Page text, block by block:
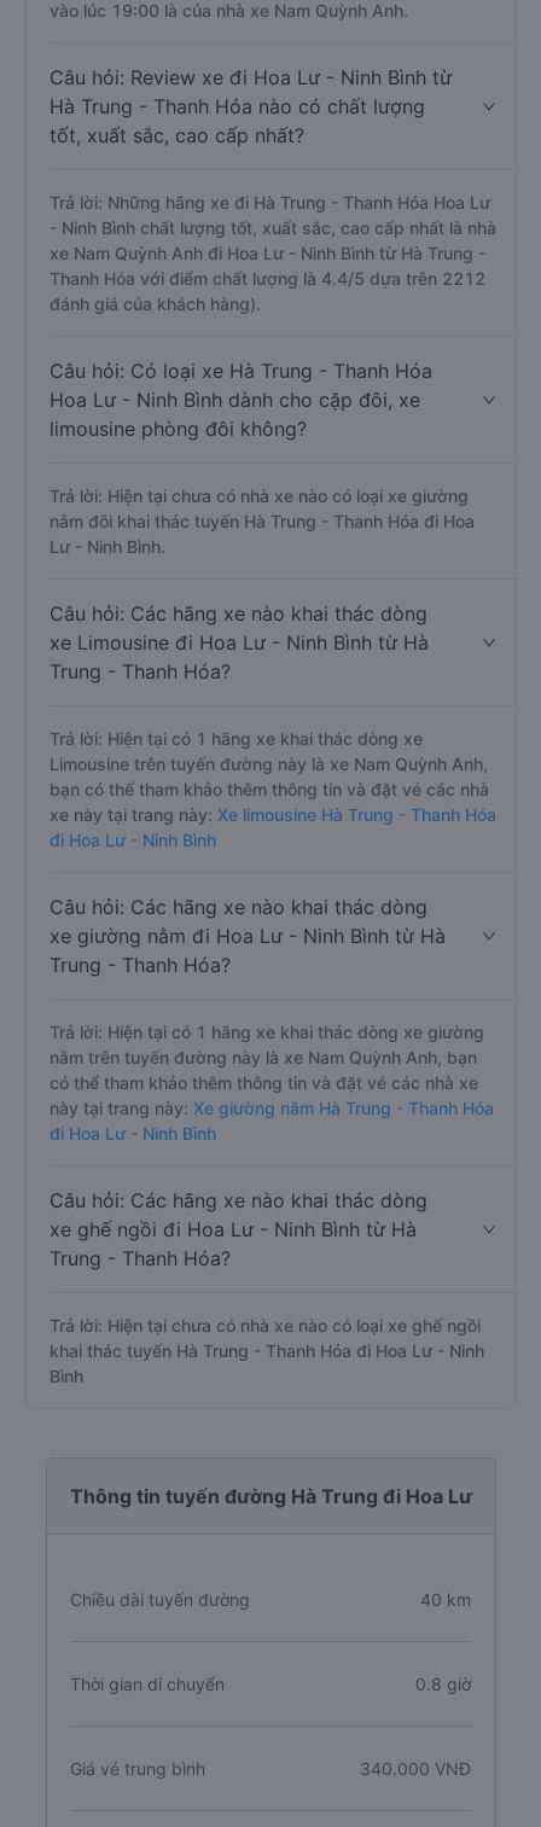
vào lúc 19:00 là của nhà xe Nam Quỳnh Anh.
Câu hỏi: Review xe đi Hoa Lư - Ninh Bình từ
Hà Trung - Thanh Hóa nào có chất lượng
tốt, xuất sắc, cao cấp nhất?
Trả lời: Những hãng xe đi Hà Trung - Thanh Hóa Hoa Lư
- Ninh Bình chất lượng tốt, xuất sắc, cao cấp nhất là nhà
xe Nam Quỳnh Anh đi Hoa Lư - Ninh Bình từ Hà Trung -
Thanh Hóa với điểm chất lượng là 4.4/5 dựa trên 2212
đánh giá của khách hàng).
Câu hỏi: Có loại xe Hà Trung - Thanh Hóa
Hoa Lư - Ninh Bình dành cho cặp đôi, xe
limousine phòng đôi không?
Trả lời: Hiện tại chưa có nhà xe nào có loại xe giường
nằm đôi khai thác tuyến Hà Trung - Thanh Hóa đi Hoa
Lư - Ninh Bình.
Câu hỏi: Các hãng xe nào khai thác dòng
xe Limousine đi Hoa Lư - Ninh Bình từ Hà
Trung - Thanh Hóa?
Trả lời: Hiện tại có 1 hãng xe khai thác dòng xe
Limousine trên tuyến đường này là xe Nam Quỳnh Anh,
bạn có thể tham khảo thêm thông tin và đặt vé các nhà
xe này tại trang này: Xe limousine Hà Trung - Thanh Hóa
đi Hoa Lư - Ninh Bình
Câu hỏi: Các hãng xe nào khai thác dòng
xe giường nằm đi Hoa Lư - Ninh Bình từ Hà
Trung - Thanh Hóa?
Trả lời: Hiện tại có 1 hãng xe khai thác dòng xe giường
nằm trên tuyến đường này là xe Nam Quỳnh Anh, bạn
có thể tham khảo thêm thông tin và đặt vé các nhà xe
này tại trang này: Xe giường nằm Hà Trung - Thanh Hóa
đi Hoa Lư - Ninh Bình
Câu hỏi: Các hãng xe nào khai thác dòng
xe ghế ngồi đi Hoa Lư - Ninh Bình từ Hà
Trung - Thanh Hóa?
Trả lời: Hiện tại chưa có nhà xe nào có loại xe ghế ngồi
khai thác tuyến Hà Trung - Thanh Hóa đi Hoa Lư - Ninh
Bình
Thông tin tuyến đường Hà Trung đi Hoa Lư
Chiều dài tuyến đường 40 km
Thời gian di chuyển 0.8 giờ
Giá vé trung bình 340.000 VNĐ